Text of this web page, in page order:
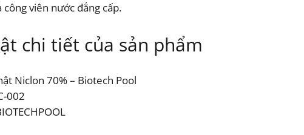
viên nước đẳng cấp.
chi tiết của sản phẩm
Niclon 70% – Biotech Pool
002